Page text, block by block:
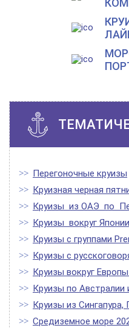
Перегоночные круизы
Круизная черная
Круизы из ОАЭ по
Круизы вокруг
Круизы с группами
Круизы с
Круизы вокруг
Круизы по Австралии
Круизы из Сингапура,
Средиземное море